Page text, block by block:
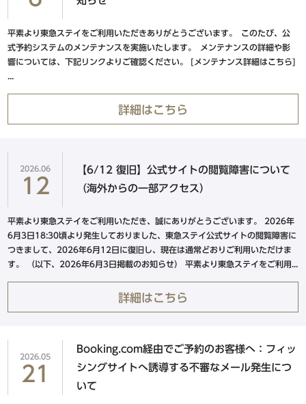
東急ステイ
公式Facebook
東急ステイ
公式Instagram
品川・五反田・蒲田エリア
東急ステイ高輪
水道橋・日本橋・門前仲町エリア
東急ステイ水道橋
東急ステイ門前仲町
北海道エリア
東急ステイ札幌
東急ステイ札幌大通
平素より東急ステイをご利用いただきありがとうございます。 このたび、公
式予約システムのメンテナンスを実施いたします。 メンテナンスの詳細や影
響については、下記リンクよりご確認ください。 [メンテナンス詳細はこちら]
詳細はこちら
2026.06
12
【6/12 復旧】公式サイトの閲覧障害について
（海外からの一部アクセス）
平素より東急ステイをご利用いただき、誠にありがとうございます。 2026年
6月3日18:30頃より発生しておりました、東急ステイ公式サイトの閲覧障害に
つきまして、2026年6月12日に復旧し、現在は通常どおりご利用いただけま
す。 （以下、2026年6月3日掲載のお知らせ） 平素より東急ステイをご利用...
詳細はこちら
2026.05
21
Booking.com経由でご予約のお客様へ：フィッ
シングサイトへ誘導する不審なメール発生につ
いて